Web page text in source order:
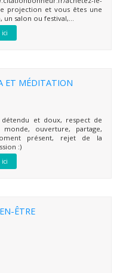
projection et vous êtes une
salon ou festival,...
ici
ET MÉDITATION
et doux, respect de
ouverture, partage,
présent, rejet de la
:)
ici
ÊTRE